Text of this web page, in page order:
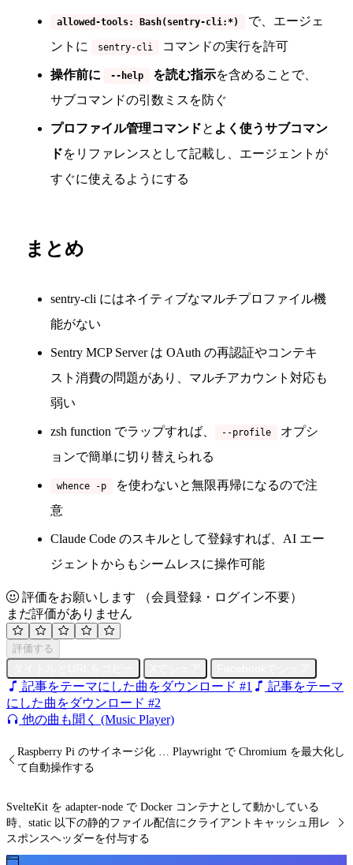
allowed-tools: Bash(sentry-cli:*)
で、エージェ
ントに
sentry-cli コマンドの実行を許可
操作前に --help を読む指示を含めることで、
サブコマンドの引数ミスを防ぐ
プロファイル管理コマンドと よく使うサブコマン
ドをリファレンスとして記載し、エージェントが
すぐに使えるようにする
まとめ
sentry-cli にはネイティブなマルチプロファイル機
能がない
Sentry MCP Server は OAuth の再認証やコンテキ
スト消費の問題があり、マルチアカウント対応も
弱い
zsh function でラップすれば、 --profile
オプシ
ョンで簡単に切り替えられる
whence -p
を使わないと無限再帰になるので注
意
Claude Code のスキルとして登録すれば、AI エー
ジェントからもシームレスに操作可能
評価をお願いします
（会員登録・ログイン不要）
まだ評価がありません
評価する
記事をテーマにした曲をダウンロード #1
記事をテーマ
にした曲をダウンロード #2
他の曲も聞く (Music Player)
Raspberry Pi のサイネージ化 … Playwright で Chromium を最大化し
て自動操作する
SvelteKit を adapter-node で Docker コンテナとして動かしている
時、static 以下の静的ファイル配信にクライアントキャッシュ用レ
スポンスヘッダーを付与する